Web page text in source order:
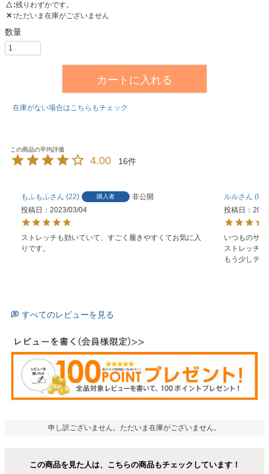
△ 残りわずかです。
✕ ただいま在庫がございません
カートに入れる
在庫がない場合はこちらもチェック
4.00 16
もふもふ 22 購入者
非公開
投稿日
2023/03/04
ストレッチも効いていて、すごく履きやすくてお気に入
りです。
ルル
8
投稿日
いつものサ
ストレッチ
もう少しテ
すべてのレビューを見る
申し訳ございません。ただいま在庫がございません。
この商品を見た人は、こちらの商品もチェックしています！